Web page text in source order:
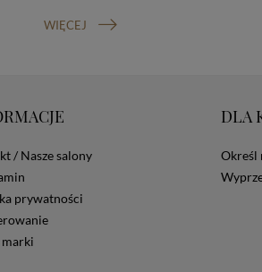
WIĘCEJ
/ Nasze salony
prywatności
marki
DLA
Określ